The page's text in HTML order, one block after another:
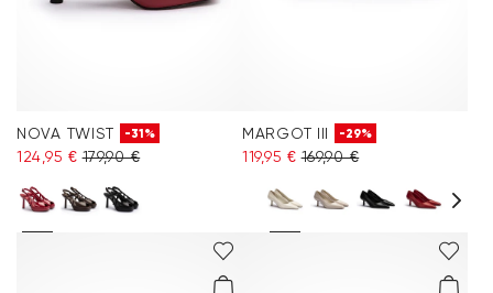
NOVA TWIST -31%
124,95 € 179,90 €
MARGOT III -29%
119,95 € 169,90 €